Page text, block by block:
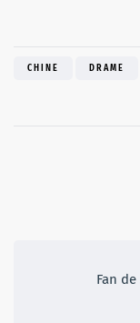
CHINE DRAME
Fan